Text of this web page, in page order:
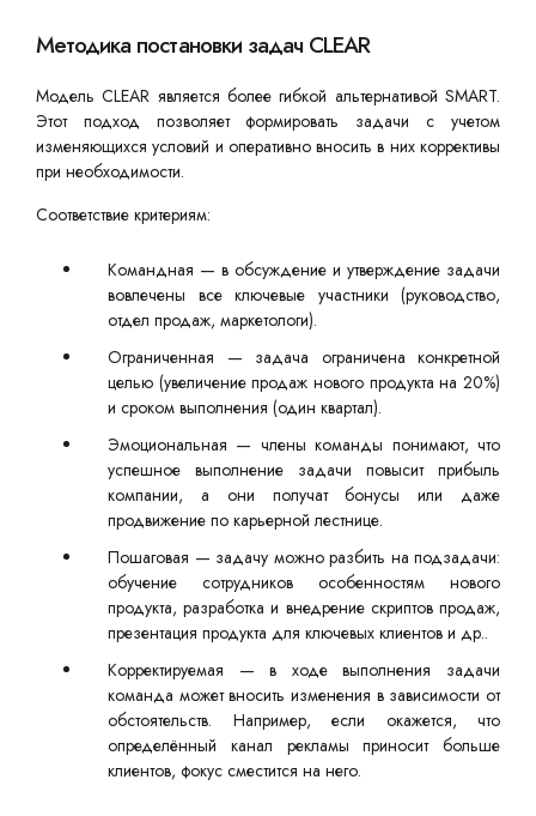
Методика постановки задач CLEAR
Модель CLEAR является более гибкой альтернативой SMART.
Этот подход позволяет формировать задачи с учетом
изменяющихся условий и оперативно вносить в них коррективы
при необходимости.
Соответствие критериям:
Командная — в обсуждение и утверждение задачи
вовлечены все ключевые участники (руководство,
отдел продаж, маркетологи).
Ограниченная — задача ограничена конкретной
целью (увеличение продаж нового продукта на 20%)
и сроком выполнения (один квартал).
Эмоциональная — члены команды понимают, что
успешное выполнение задачи повысит прибыль
компании, а они получат бонусы или даже
продвижение по карьерной лестнице.
Пошаговая — задачу можно разбить на подзадачи:
обучение сотрудников особенностям нового
продукта, разработка и внедрение скриптов продаж,
презентация продукта для ключевых клиентов и др..
Корректируемая — в ходе выполнения задачи
команда может вносить изменения в зависимости от
обстоятельств. Например, если окажется, что
определённый канал рекламы приносит больше
клиентов, фокус сместится на него.